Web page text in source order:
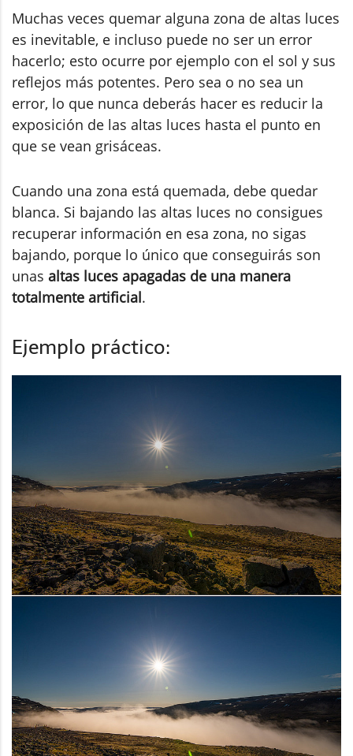
Muchas veces quemar alguna zona de altas luces
es inevitable, e incluso puede no ser un error
hacerlo; esto ocurre por ejemplo con el sol y sus
reflejos más potentes. Pero sea o no sea un
error, lo que nunca deberás hacer es reducir la
exposición de las altas luces hasta el punto en
que se vean grisáceas.
Cuando una zona está quemada, debe quedar
blanca. Si bajando las altas luces no consigues
recuperar información en esa zona, no sigas
bajando, porque lo único que conseguirás son
unas altas luces apagadas de una manera
totalmente artificial.
Ejemplo práctico: